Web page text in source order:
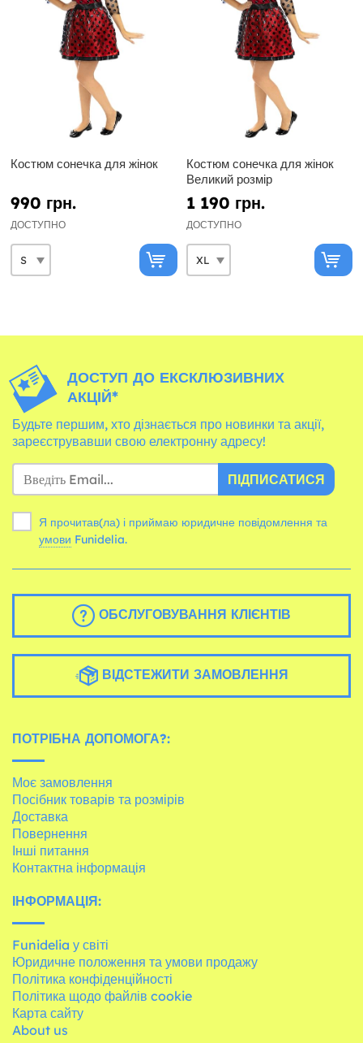
Костюм сонечка для жінок
990 грн.
ДОСТУПНО
Костюм сонечка для жінок
Великий розмір
1 190 грн.
ДОСТУПНО
ДОСТУП ДО ЕКСКЛЮЗИВНИХ
АКЦІЙ*
Будьте першим, хто дізнається про новинки та акції,
зареєструвавши свою електронну адресу!
ПІДПИСАТИСЯ
Я прочитав(ла) і приймаю юридичне повідомлення та
умови Funidelia.
ОБСЛУГОВУВАННЯ КЛІЄНТІВ
ВІДСТЕЖИТИ ЗАМОВЛЕННЯ
ПОТРІБНА ДОПОМОГА?:
Моє замовлення
Посібник товарів та розмірів
Доставка
Повернення
Інші питання
Контактна інформація
ІНФОРМАЦІЯ:
Funidelia у світі
Юридичне положення та умови продажу
Політика конфіденційності
Політика щодо файлів cookie
Карта сайту
About us